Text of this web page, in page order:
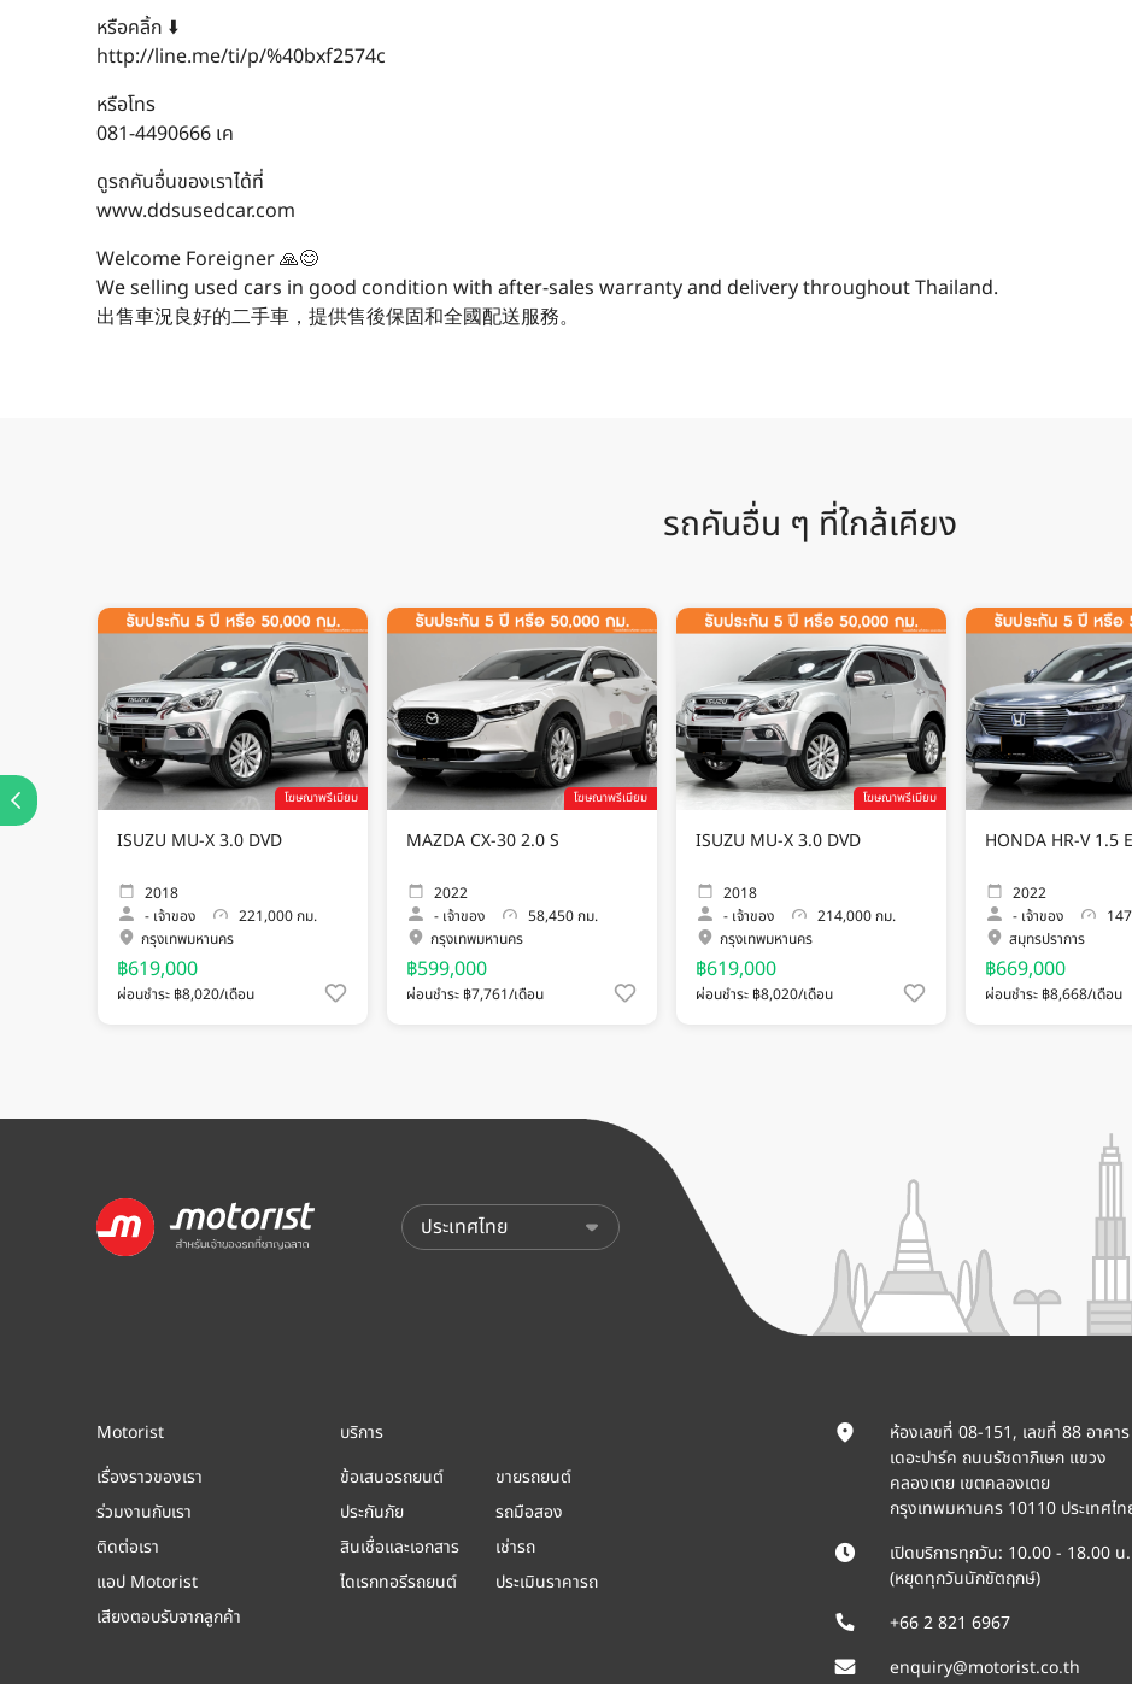
หรือคลิ้ก ⬇️
http://line.me/ti/p/%40bxf2574c
หรือโทร
081-4490666 เค
ดูรถคันอื่นของเราได้ที่
www.ddsusedcar.com
Welcome Foreigner 🙏😊
We selling used cars in good condition with after-sales warranty and delivery throughout Thailand.
出售車況良好的二手車，提供售後保固和全國配送服務。
รถคันอื่น ๆ ที่ใกล้เคียง
โฆษณาพรีเมียม
ISUZU MU-X 3.0 DVD
2018
- เจ้าของ
221,000 กม.
กรุงเทพมหานคร
฿619,000
ผ่อนชำระ ฿8,020/เดือน
โฆษณาพรีเมียม
MAZDA CX-30 2.0 S
2022
- เจ้าของ
58,450 กม.
กรุงเทพมหานคร
฿599,000
ผ่อนชำระ ฿7,761/เดือน
โฆษณาพรีเมียม
ISUZU MU-X 3.0 DVD
2018
- เจ้าของ
214,000 กม.
กรุงเทพมหานคร
฿619,000
ผ่อนชำระ ฿8,020/เดือน
HONDA HR-V 1.5
2022
- เจ้าของ
สมุทรปราการ
฿669,000
ผ่อนชำระ ฿8,668/เดือน
Motorist
เรื่องราวของเรา
ร่วมงานกับเรา
ติดต่อเรา
แอป Motorist
เสียงตอบรับจากลูกค้า
บริการ
ข้อเสนอรถยนต์
ประกันภัย
สินเชื่อและเอกสาร
ไดเรกทอรีรถยนต์
ขายรถยนต์
รถมือสอง
เช่ารถ
ประเมินราคารถ
ห้องเลขที่ 08-151, เลขที่ 88 อาคาร
เดอะปาร์ค ถนนรัชดาภิเษก แขวง
คลองเตย เขตคลองเตย
กรุงเทพมหานคร 10110 ประเทศไท
เปิดบริการทุกวัน: 10.00 - 18.00 น.
(หยุดทุกวันนักขัตฤกษ์)
+66 2 821 6967
enquiry@motorist.co.th